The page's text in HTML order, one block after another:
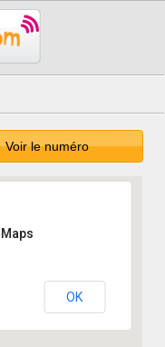
Voir le numéro
OK